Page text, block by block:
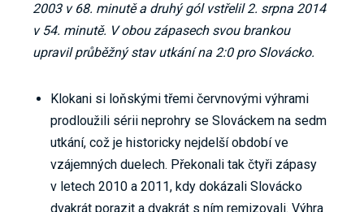
2003 v 68. minutě a druhý gól vstřelil 2. srpna 2014
v 54. minutě. V obou zápasech svou brankou
upravil průběžný stav utkání na 2:0 pro Slovácko.
Klokani si loňskými třemi červnovými výhrami
prodloužili sérii neprohry se Slováckem na sedm
utkání, což je historicky nejdelší období ve
vzájemných duelech. Překonali tak čtyři zápasy
v letech 2010 a 2011, kdy dokázali Slovácko
dvakrát porazit a dvakrát s ním remizovali. Výhra